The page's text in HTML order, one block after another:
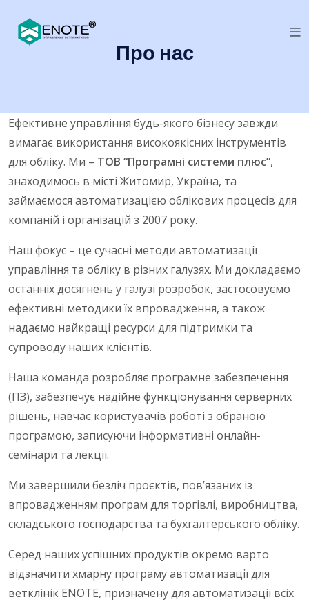
Про нас
Ефективне управління будь-якого бізнесу завжди
вимагає використання високоякісних інструментів
для обліку. Ми – ТОВ “Програмні системи плюс”,
знаходимось в місті Житомир, Україна, та
займаємося автоматизацією облікових процесів для
компаній і організацій з 2007 року.
Наш фокус – це сучасні методи автоматизації
управління та обліку в різних галузях. Ми докладаємо
останніх досягнень у галузі розробок, застосовуємо
ефективні методики їх впровадження, а також
надаємо найкращі ресурси для підтримки та
супроводу наших клієнтів.
Наша команда розробляє програмне забезпечення
(ПЗ), забезпечує надійне функціонування серверних
рішень, навчає користувачів роботі з обраною
програмою, записуючи інформативні онлайн-
семінари та лекції.
Ми завершили безліч проєктів, пов’язаних із
впровадженням програм для торгівлі, виробництва,
складського господарства та бухгалтерського обліку.
Серед наших успішних продуктів окремо варто
відзначити хмарну програму автоматизації для
ветклінік ENOTE, призначену для автоматизації всіх